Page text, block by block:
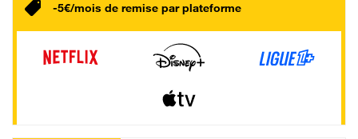
-5€/mois de remise par plateforme